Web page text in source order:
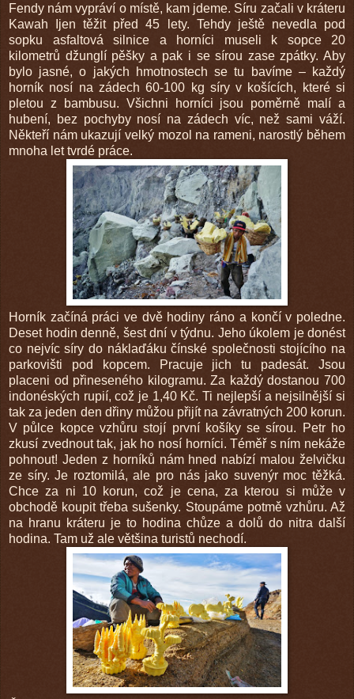
Fendy nám vypráví o místě, kam jdeme. Síru začali v kráteru
Kawah Ijen těžit před 45 lety. Tehdy ještě nevedla pod
sopku asfaltová silnice a horníci museli k sopce 20
kilometrů džunglí pěšky a pak i se sírou zase zpátky. Aby
bylo jasné, o jakých hmotnostech se tu bavíme – každý
horník nosí na zádech 60-100 kg síry v košících, které si
pletou z bambusu. Všichni horníci jsou poměrně malí a
hubení, bez pochyby nosí na zádech víc, než sami váží.
Někteří nám ukazují velký mozol na rameni, narostlý během
mnoha let tvrdé práce.
Horník začíná práci ve dvě hodiny ráno a končí v poledne.
Deset hodin denně, šest dní v týdnu. Jeho úkolem je donést
co nejvíc síry do náklaďáku čínské společnosti stojícího na
parkovišti pod kopcem. Pracuje jich tu padesát. Jsou
placeni od přineseného kilogramu. Za každý dostanou 700
indonéských rupií, což je 1,40 Kč. Ti nejlepší a nejsilnější si
tak za jeden den dřiny můžou přijít na závratných 200 korun.
V půlce kopce vzhůru stojí první košíky se sírou. Petr ho
zkusí zvednout tak, jak ho nosí horníci. Téměř s ním nekáže
pohnout! Jeden z horníků nám hned nabízí malou želvičku
ze síry. Je roztomilá, ale pro nás jako suvenýr moc těžká.
Chce za ni 10 korun, což je cena, za kterou si může v
obchodě koupit třeba sušenky. Stoupáme potmě vzhůru. Až
na hranu kráteru je to hodina chůze a dolů do nitra další
hodina. Tam už ale většina turistů nechodí.